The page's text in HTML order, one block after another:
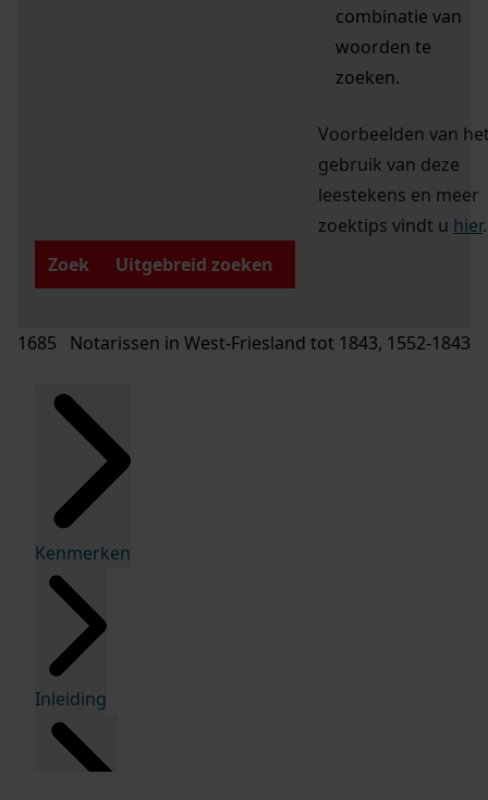
combinatie van
woorden te
zoeken.
Voorbeelden van
gebruik van deze
leestekens en meer
zoektips vindt u hier.
Zoek
Uitgebreid zoeken
1685 Notarissen in West-Friesland tot 1843, 1552-1843
Kenmerken
Inleiding